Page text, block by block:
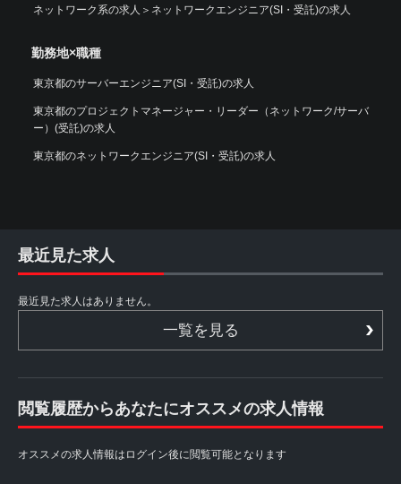
ネットワーク系の求人 ＞ ネットワークエンジニア(SI・受託)の求人
勤務地×職種
東京都のサーバーエンジニア(SI・受託)の求人
東京都のプロジェクトマネージャー・リーダー（ネットワーク/サーバ
ー）(受託)の求人
東京都のネットワークエンジニア(SI・受託)の求人
最近見た求人
最近見た求人はありません。
一覧を見る
閲覧履歴からあなたにオススメの求人情報
オススメの求人情報はログイン後に閲覧可能となります